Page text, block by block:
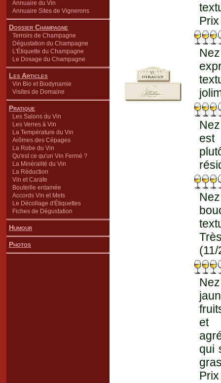
Annuaire du Vin
Annuaire Sites de Vignerons
Dossier Champagne
Terroirs de Champagne
Dégustation du Champagne
L'Étiquette du Champagne
Le Dosage du Champagne
Les Articles
Vin Bio et Biodynamie
Visites de Domaine
Pratique
Les Salons du Vin
Les Verres à Vin
La Température du Vin
Arômes des Cépages
La Robe du Vin
Qu'est ce qu'un Vin Fermé ?
La Minéralité du Vin
La Réduction
Vin et Carafe
Bouteille entamée
Accords Vin et Mets
Le Décollage d'Étiquettes
Fiches de Dégustation
Humour
Photos
est
et
qui